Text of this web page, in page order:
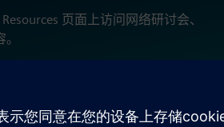
页面上访问网络研讨会、